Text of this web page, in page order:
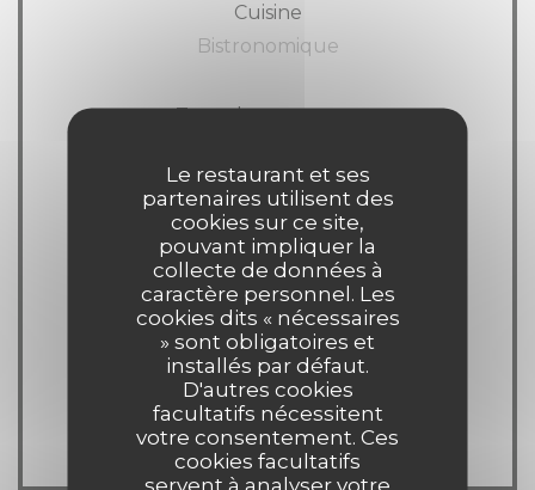
Le restaurant et ses
partenaires utilisent des
cookies sur ce site,
pouvant impliquer la
collecte de données à
caractère personnel. Les
cookies dits « nécessaires
» sont obligatoires et
installés par défaut.
D'autres cookies
facultatifs nécessitent
votre consentement. Ces
cookies facultatifs
servent à analyser votre
Cuisine
Bistronomique
Type de restaurant
Services
Wifi, Terrasse
Moyens de paiement
American Express, Visa,
Eurocard/Mastercard, Espèces, Carte
Bleue